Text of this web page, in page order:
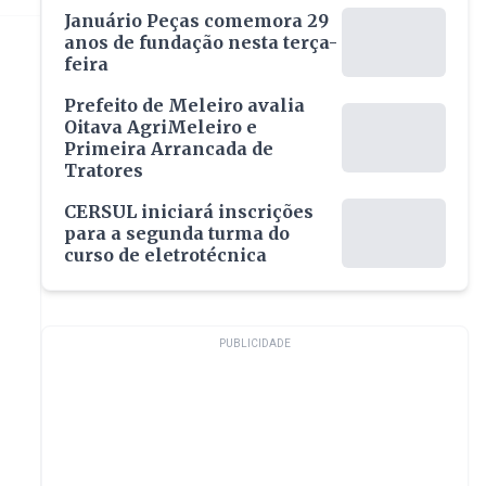
Januário Peças comemora 29
anos de fundação nesta terça-
feira
Prefeito de Meleiro avalia
Oitava AgriMeleiro e
Primeira Arrancada de
Tratores
CERSUL iniciará inscrições
para a segunda turma do
curso de eletrotécnica
PUBLICIDADE